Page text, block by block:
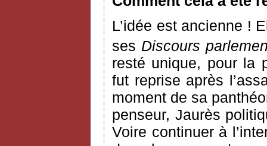
L’idée est ancienne !
ses Discours
resté unique, pour la
fut reprise après
moment de sa
penseur, Jaurès
Voire continuer à